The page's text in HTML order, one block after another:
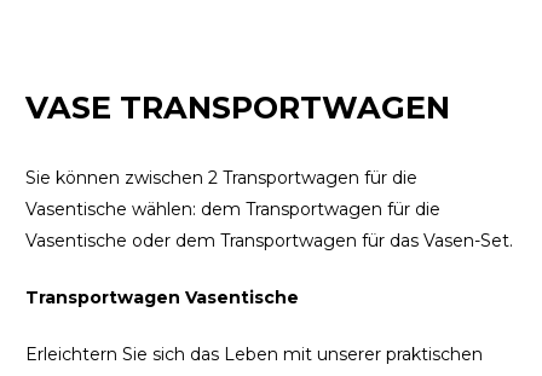
VASE TRANSPORTWAGEN
Sie können zwischen 2 Transportwagen für die
Vasentische wählen: dem Transportwagen für die
Vasentische oder dem Transportwagen für das Vasen-Set.
Transportwagen Vasentische
Erleichtern Sie sich das Leben mit unserer praktischen